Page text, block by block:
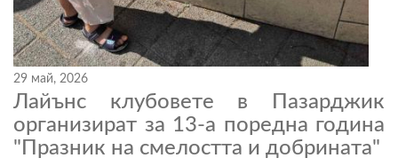
29 май, 2026
Лайънс клубовете в Пазарджик
организират за 13-а поредна година
"Празник на смелостта и добрината"